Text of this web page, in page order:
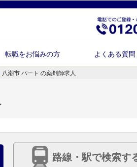
転職をお悩みの方 よくある質問
八潮市 パート の薬剤師求人
路線・駅で検索す